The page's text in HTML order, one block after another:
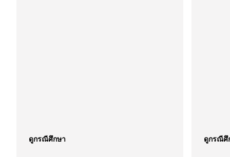
ดูกรณีศึกษา ดูกรณีศึ